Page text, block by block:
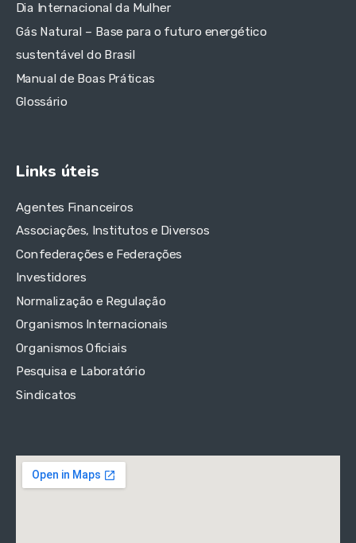
Dia Internacional da Mulher
Gás Natural – Base para o futuro energético
sustentável do Brasil
Manual de Boas Práticas
Glossário
Links úteis
Agentes Financeiros
Associações, Institutos e Diversos
Confederações e Federações
Investidores
Normalização e Regulação
Organismos Internacionais
Organismos Oficiais
Pesquisa e Laboratório
Sindicatos